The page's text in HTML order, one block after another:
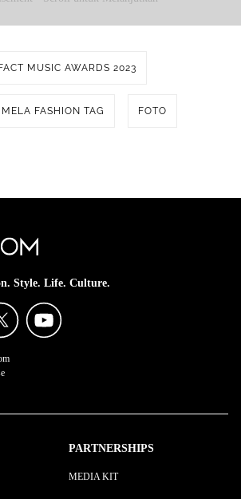
MUSIC AWARDS 2023
FASHION TAG FOTO
Style. Life. Culture.
PARTNERSHIPS
MEDIA KIT